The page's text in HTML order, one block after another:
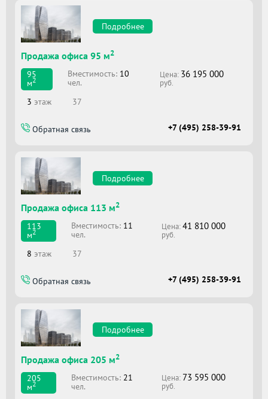
Подробнее
Продажа офиса 95 м2
95
м2
Вместимоcть: 10
чел.
Цена: 36 195 000
руб.
3 этаж 37
Обратная связь +7 (495) 258-39-91
Подробнее
Продажа офиса 113 м2
113
м2
Вместимоcть: 11
чел.
Цена:41 810 000
руб.
8 этаж 37
Обратная связь +7 (495) 258-39-91
Подробнее
Продажа офиса 205 м2
205
м2
Вместимоcть: 21
чел.
Цена: 73 595 000
руб.